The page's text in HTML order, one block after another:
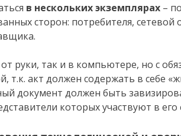
в нескольких экземплярах–
сторон: потребителя, сетевой
руки, так и в компьютере, но с
т.к. акт должен содержать в себе
документ должен быть
которых участвуют в